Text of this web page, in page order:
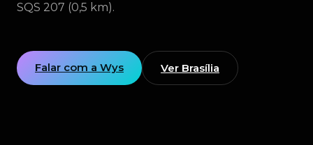
SQS 207 (0,5 km).
Falar com a Wys Ver Brasília